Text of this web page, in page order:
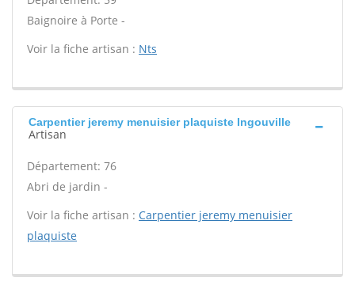
Baignoire à Porte -
Voir la fiche artisan : Nts
Carpentier jeremy menuisier plaquiste Ingouville
Artisan
Département: 76
Abri de jardin -
Voir la fiche artisan : Carpentier jeremy menuisier
plaquiste